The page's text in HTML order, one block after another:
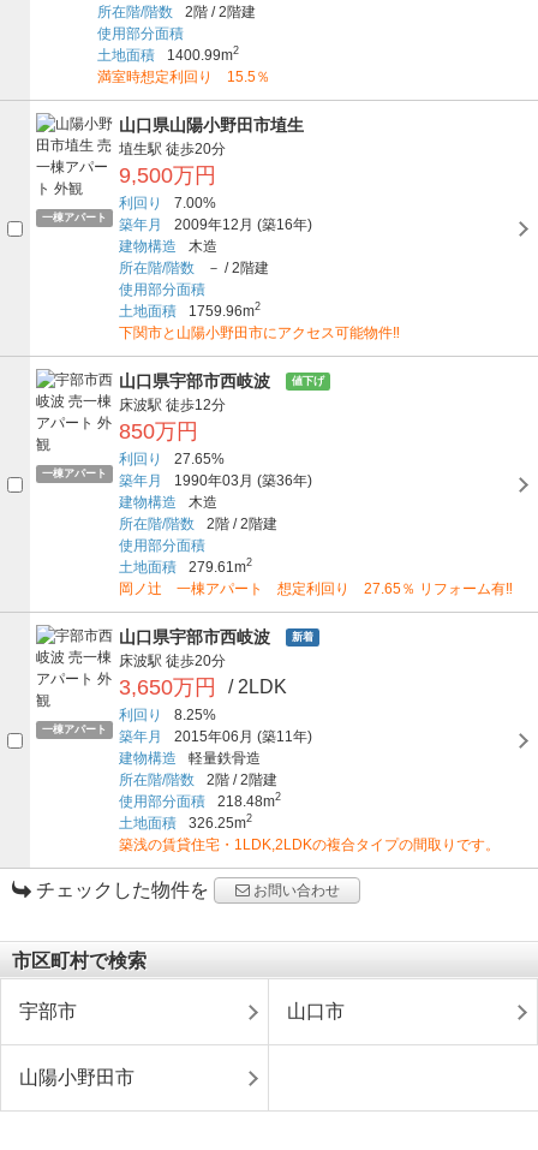
所在階/階数
2階 /2階建
使用部分面積
土地面積
1400.99m2
満室時想定利回り 15.5％
一棟アパート
山口県山陽小野田市埴生
埴生駅 徒歩20分
9,500万円
利回り
7.00%
築年月
2009年12月 (築16年)
建物構造
木造
所在階/階数
－ /2階建
使用部分面積
土地面積
1759.96m2
下関市と山陽小野田市にアクセス可能物件‼
一棟アパート
山口県宇部市西岐波 値下げ
床波駅 徒歩12分
850万円
利回り
27.65%
築年月
1990年03月 (築36年)
建物構造
木造
所在階/階数
2階 /2階建
使用部分面積
土地面積
279.61m2
岡ノ辻 一棟アパート 想定利回り 27.65％ リフォーム有‼
一棟アパート
山口県宇部市西岐波 新着
床波駅 徒歩20分
3,650万円 / 2LDK
利回り
8.25%
築年月
2015年06月 (築11年)
建物構造
軽量鉄骨造
所在階/階数
2階 /2階建
使用部分面積
218.48m2
土地面積 326.25m2
築浅の賃貸住宅・1LDK,2LDKの複合タイプの間取りです。
チェックした物件を お問い合わせ
市区町村で検索
宇部市 山口市
山陽小野田市